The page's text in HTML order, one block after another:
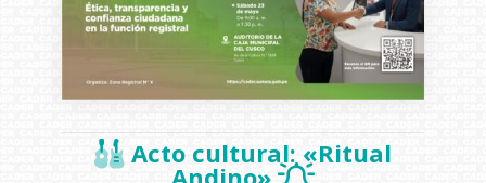
Acto cultural: «Ritual
Andino»